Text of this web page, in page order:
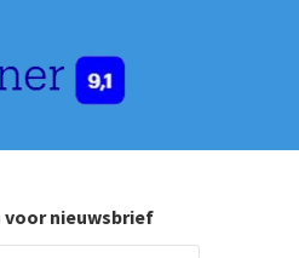
voor nieuwsbrief